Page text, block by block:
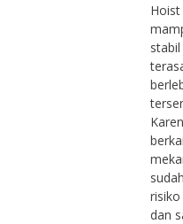
dan